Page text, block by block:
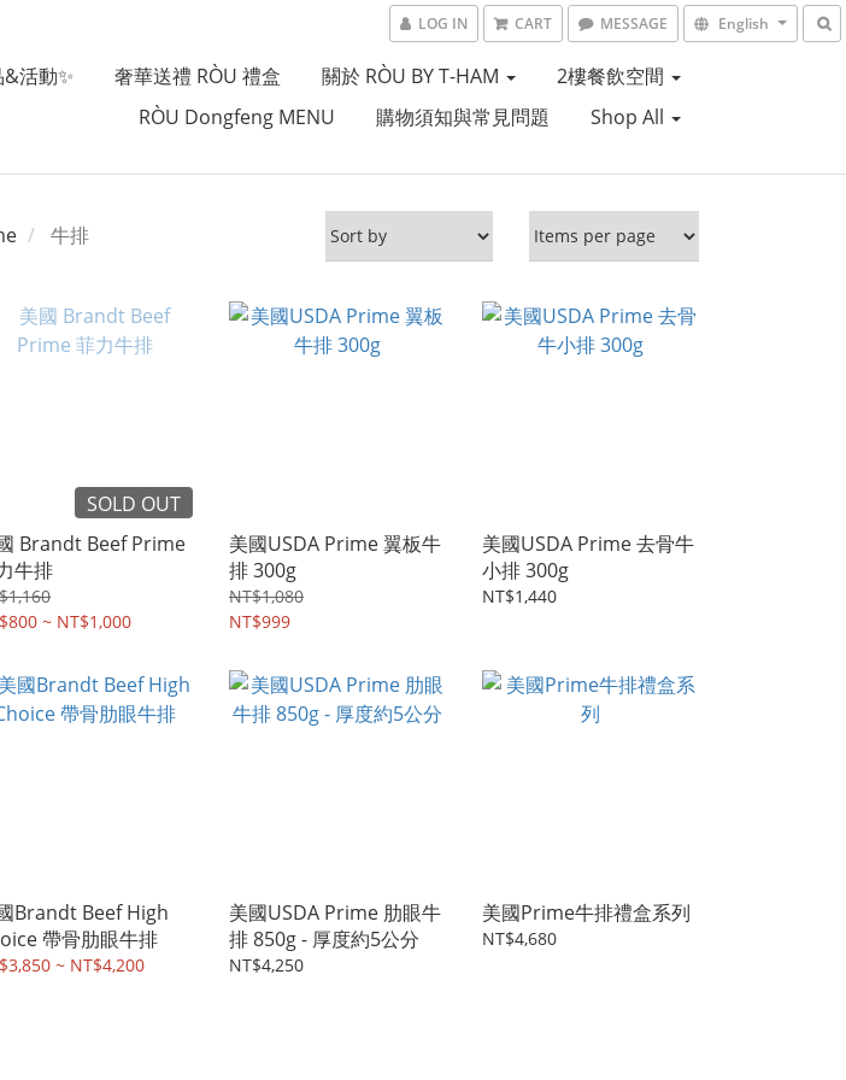
LOG IN CART MESSAGE English
活動✨ 奢華送禮 RÒU 禮盒 關於 RÒU BY T-HAM
2樓餐飲空間
RÒU Dongfeng MENU
購物須知與常見問題 Shop All
牛排
SOLD OUT
Brandt Beef Prime
牛排
~ NT$1,000
美國USDA Prime 翼板牛
排 300g
NT$1,080
NT$999
美國USDA Prime 去骨牛
小排 300g
NT$1,440
Brandt Beef High
帶骨肋眼牛排
~ NT$4,200
美國USDA Prime 肋眼牛
排 850g - 厚度約5公分
NT$4,250
美國Prime牛排禮盒系列
NT$4,680